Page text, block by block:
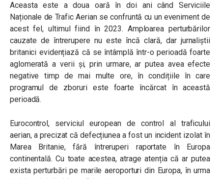
Aceasta este a doua oară în doi ani când Serviciile
Naționale de Trafic Aerian se confruntă cu un eveniment de
acest fel, ultimul fiind în 2023. Amploarea perturbărilor
cauzate de întrerupere nu este încă clară, dar jurnaliștii
britanici evidențiază că se întâmplă într-o perioadă foarte
aglomerată a verii și, prin urmare, ar putea avea efecte
negative timp de mai multe ore, în condițiile în care
programul de zboruri este foarte încărcat în această
perioadă.
Eurocontrol, serviciul european de control al traficului
aerian, a precizat că defecțiunea a fost un incident izolat în
Marea Britanie, fără întreruperi raportate în Europa
continentală. Cu toate acestea, atrage atenția că ar putea
exista perturbări pe marile aeroporturi din Europa, în urma